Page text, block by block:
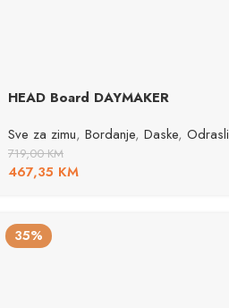
HEAD Board DAYMAKER
Sve za zimu, Bordanje, Daske, Odrasli
719,00KM
467,35 KM
35%